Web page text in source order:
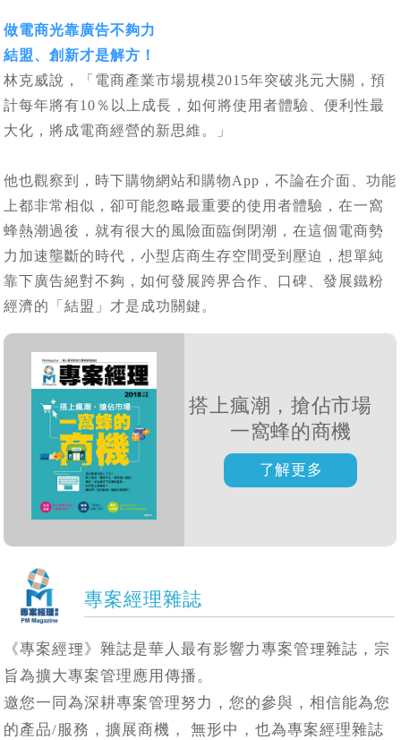
做電商光靠廣告不夠力
結盟、創新才是解方！
林克威說，「電商產業市場規模2015年突破兆元大關，預
計每年將有10％以上成長，如何將使用者體驗、便利性最
大化，將成電商經營的新思維。」
他也觀察到，時下購物網站和購物App，不論在介面、功能
上都非常相似，卻可能忽略最重要的使用者體驗，在一窩
蜂熱潮過後，就有很大的風險面臨倒閉潮，在這個電商勢
力加速壟斷的時代，小型店商生存空間受到壓迫，想單純
靠下廣告絕對不夠，如何發展跨界合作、口碑、發展鐵粉
經濟的「結盟」才是成功關鍵。
搭上瘋潮，搶佔市場
一窩蜂的商機
專案經理雜誌
《專案經理》雜誌是華人最有影響力專案管理雜誌，宗
旨為擴大專案管理應用傳播。
邀您一同為深耕專案管理努力，您的參與，相信能為您
的產品/服務，擴展商機， 無形中，也為專案經理雜誌